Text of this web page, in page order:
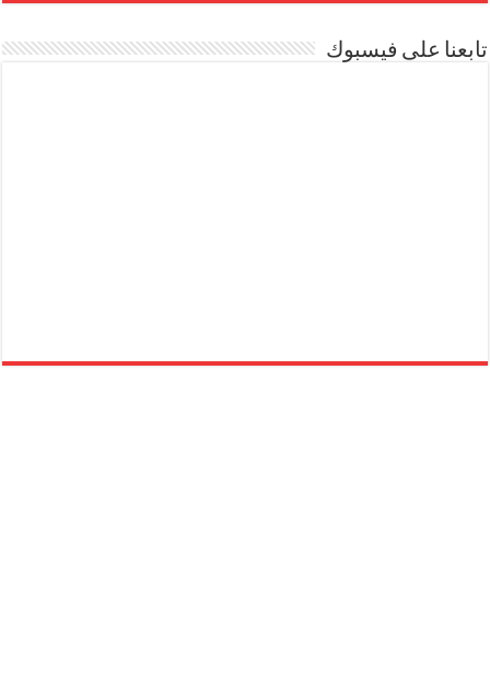
تابعنا على فيسبوك